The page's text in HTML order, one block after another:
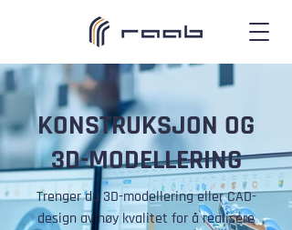
KONSTRUKSJON OG
3D-MODELLERING
Trenger du 3D-modellering eller CAD-
design av høy kvalitet for å realisere